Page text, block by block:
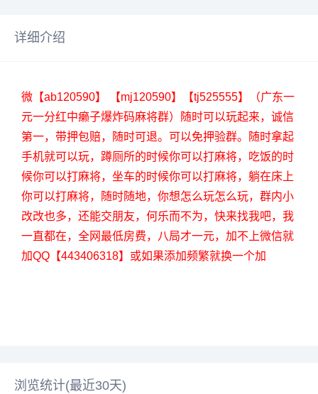
详细介绍
微【ab120590】 【mj120590】【tj525555】（广东一
元一分红中癞子爆炸码麻将群）随时可以玩起来，诚信
第一，带押包赔，随时可退。可以免押验群。随时拿起
手机就可以玩，蹲厕所的时候你可以打麻将，吃饭的时
候你可以打麻将，坐车的时候你可以打麻将，躺在床上
你可以打麻将，随时随地，你想怎么玩怎么玩，群内小
改改也多，还能交朋友，何乐而不为，快来找我吧，我
一直都在，全网最低房费，八局才一元，加不上微信就
加QQ【443406318】或如果添加频繁就换一个加
浏览统计(最近30天)